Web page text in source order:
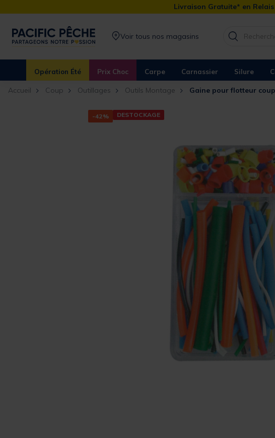
Livraison Gratuite* en
Voir tous nos magasins
Opération Été Prix Choc Carpe Carnassier Silure
Accueil Coup Outillages Outils Montage Gaine pour flotteur
-42% DESTOCKAGE